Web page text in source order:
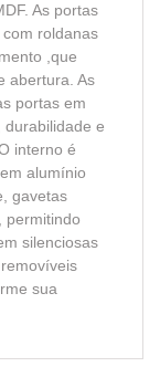
As portas
roldanas
,que
abertura. As
portas em
e
interno é
alumínio
gavetas
permitindo
silenciosas
sua